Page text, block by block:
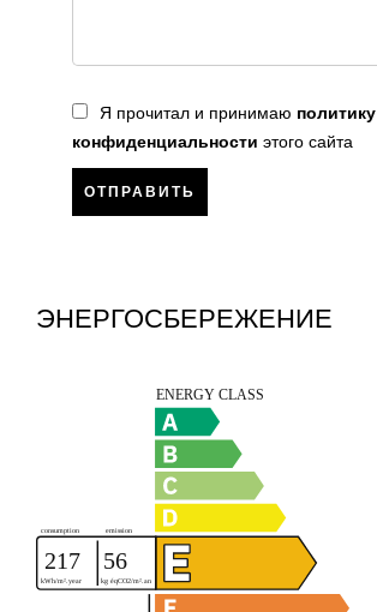
Я прочитал и принимаю политику
конфиденциальности этого сайта
ОТПРАВИТЬ
ЭНЕРГОСБЕРЕЖЕНИЕ